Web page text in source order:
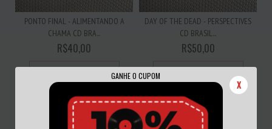
GANHE O CUPOM
X
PONTO FINAL - ALIMENTANDO A
CHAMA CD BRA...
R$40,00
3x deR$13,33sem juros
DAY OF THE DEAD - PERSPECTIVES
CD BRASIL...
R$50,00
3x deR$16,67sem juros